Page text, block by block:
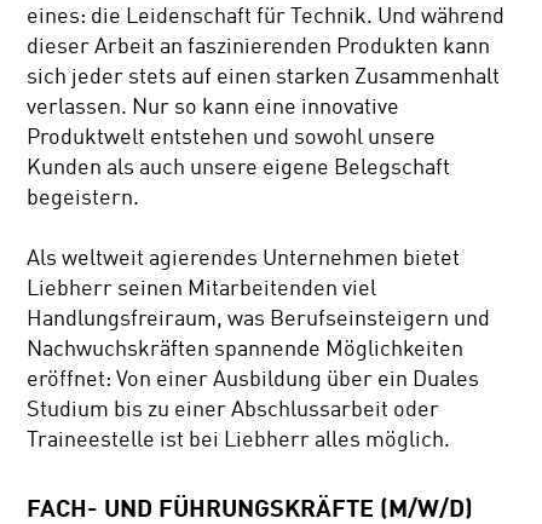
eines: die Leidenschaft für Technik. Und während
dieser Arbeit an faszinierenden Produkten kann
sich jeder stets auf einen starken Zusammenhalt
verlassen. Nur so kann eine innovative
Produktwelt entstehen und sowohl unsere
Kunden als auch unsere eigene Belegschaft
begeistern.
Als weltweit agierendes Unternehmen bietet
Liebherr seinen Mitarbeitenden viel
Handlungsfreiraum, was Berufseinsteigern und
Nachwuchskräften spannende Möglichkeiten
eröffnet: Von einer Ausbildung über ein Duales
Studium bis zu einer Abschlussarbeit oder
Traineestelle ist bei Liebherr alles möglich.
FACH- UND FÜHRUNGSKRÄFTE (M/W/D)